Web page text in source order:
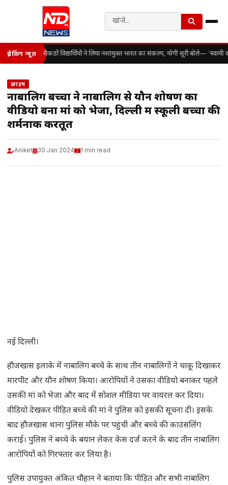
ब्रेकिंग न्यूज़ सैकड़ों विद्यार्थियों ने लिया नशामुक्त भारत का संकल्प, योगी सूरी बोले—
क्राइम
नाबालिग बच्चों ने नाबालिग से यौन शोषण का
वीडियो बना मां को भेजा, दिल्ली में स्कूली बच्चों की
शर्मनाक करतूत
Aniket 30 Jan 2024 1 min read
नई दिल्ली।
हौजखास इलाके में नाबालिग बच्चे के साथ तीन नाबालिगों ने चाकू दिखाकर
मारपीट और यौन शोषण किया। आरोपियों ने उसका वीडियो बनाकर पहले
उसकी मां को भेजा और बाद में सोशल मीडिया पर वायरल कर दिया।
वीडियो देखकर पीड़ित बच्चे की मां ने पुलिस को इसकी सूचना दी। इसके
बाद हौजखास थाना पुलिस मौके पर पहुंची और बच्चे की काउंसलिंग
कराई। पुलिस ने बच्चे के बयान लेकर केस दर्ज करने के बाद तीन नाबालिग
आरोपियों को गिरफ्तार कर लिया है।
पुलिस उपायुक्त अंकित चौहान ने बताया कि पीड़ित और सभी नाबालिग